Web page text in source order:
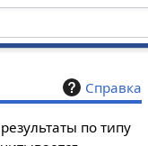
Справка
по типу